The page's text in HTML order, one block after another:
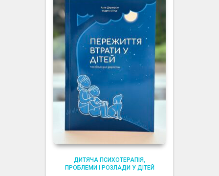
ДИТЯЧА ПСИХОТЕРАПІЯ
ПРОБЛЕМИ І РОЗЛАДИ У ДІТЕЙ